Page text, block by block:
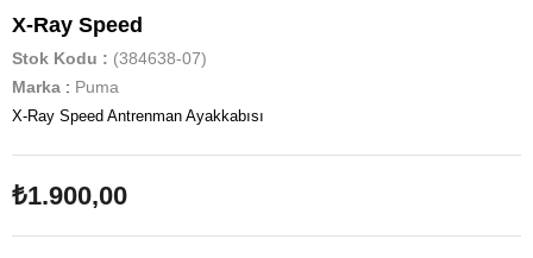
X-Ray Speed
Stok Kodu
(384638-07)
Marka : Puma
X-Ray Speed Antrenman Ayakkabısı
₺1.900,00